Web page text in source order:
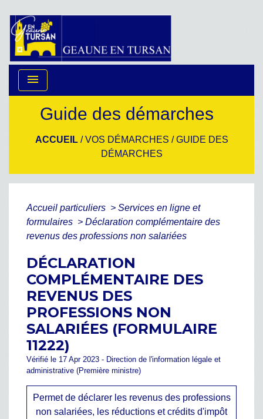
menu
Guide des démarches
ACCUEIL/VOS DÉMARCHES /GUIDE DES
DÉMARCHES
Accueil particuliers > Services en ligne et
formulaires > Déclaration complémentaire des
revenus des professions non salariées
DÉCLARATION
COMPLÉMENTAIRE DES
REVENUS DES
PROFESSIONS NON
SALARIÉES (FORMULAIRE
11222)
Vérifié le 17 Apr 2023 - Direction de l'information légale et
administrative (Première ministre)
Permet de déclarer les revenus des professions
non salariées, les réductions et crédits d'impôt